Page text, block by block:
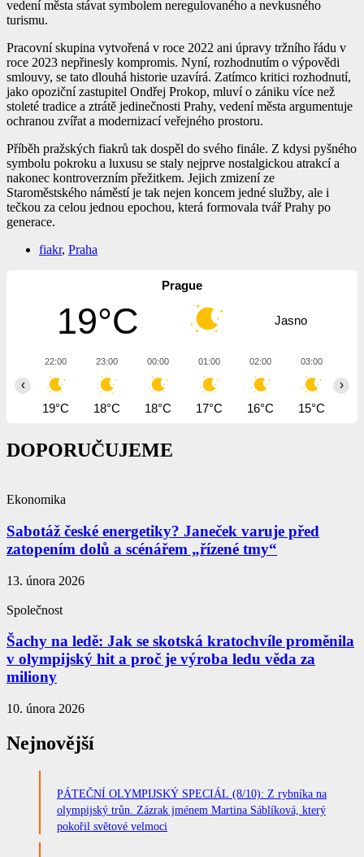
vedení města stávat symbolem neregulovaného a nevkusného
turismu.
Pracovní skupina vytvořená v roce 2022 ani úpravy tržního řádu v
roce 2023 nepřinesly kompromis. Nyní, rozhodnutím o výpovědi
smlouvy, se tato dlouhá historie uzavírá. Zatímco kritici rozhodnutí,
jako opoziční zastupitel Ondřej Prokop, mluví o zániku více než
stoleté tradice a ztrátě jedinečnosti Prahy, vedení města argumentuje
ochranou zvířat a modernizací veřejného prostoru.
Příběh pražských fiakrů tak dospěl do svého finále. Z kdysi pyšného
symbolu pokroku a luxusu se staly nejprve nostalgickou atrakcí a
nakonec kontroverzním přežitkem. Jejich zmizení ze
Staroměstského náměstí je tak nejen koncem jedné služby, ale i
tečkou za celou jednou epochou, která formovala tvář Prahy po
generace.
fiakr, Praha
Prague
19°C Jasno
22:00
19°C
23:00
18°C
00:00
18°C
01:00
17°C
02:00
16°C
03:00
15°C
‹ ›
DOPORUČUJEME
Ekonomika
Sabotáž české energetiky? Janeček varuje před
zatopením dolů a scénářem „řízené tmy“
13. února 2026
Společnost
Šachy na ledě: Jak se skotská kratochvíle proměnila
v olympijský hit a proč je výroba ledu věda za
miliony
10. února 2026
Nejnovější
PÁTEČNÍ OLYMPIJSKÝ SPECIÁL (8/10): Z rybníka na
olympijský trůn. Zázrak jménem Martina Sáblíková, který
pokořil světové velmoci